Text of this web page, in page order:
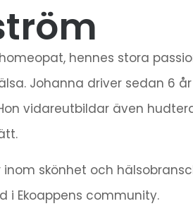
hennes stora
Johanna driver sedan 6
vidareutbildar även
skönhet och
i Ekoappens community.